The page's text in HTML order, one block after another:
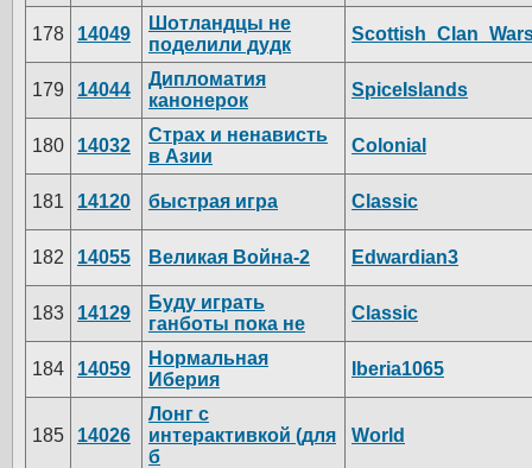
178 14049
Шотландцы не
поделили дудк
179 14044
Дипломатия
канонерок
SpiceIslands
180 14032
Страх и ненависть
в Азии
Colonial
181 14120 быстрая игра Classic
182 14055 Великая Война-2 Edwardian3
183 14129
Буду играть
ганботы пока не
Classic
184 14059
Нормальная
Иберия
Iberia1065
185 14026
Лонг с
интерактивкой (для
б
World